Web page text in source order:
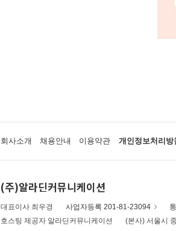
회사소개 채용안내 이용약관 개인정보처리방
(주)알라딘커뮤니케이션
대표이사 최우경 사업자등록 201-81-23094
호스팅 제공자 알라딘커뮤니케이션
(본사) 서울시